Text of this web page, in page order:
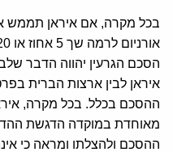
בכל מקרה, אם איראן תממש
הסכם הגרעין יהווה הדבר
איראן לבין ארצות הברית
ההסכם בכלל. בכל מקרה,
מאוחדת במוקדה הדגשת
ההסכם ולהצלתו ומראה כי